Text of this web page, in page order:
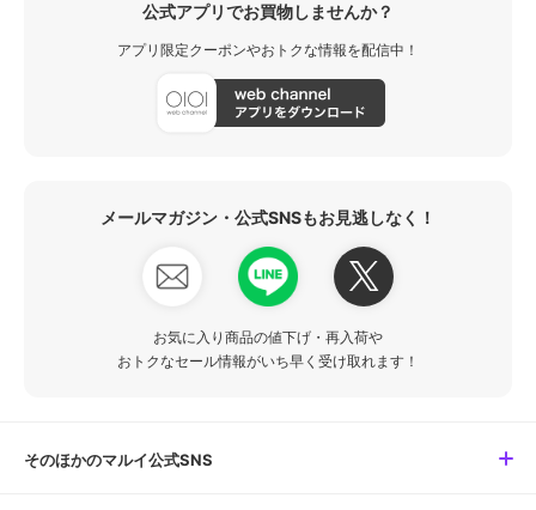
公式アプリでお買物しませんか？
アプリ限定クーポンやおトクな情報を配信中！
メールマガジン・公式SNSもお見逃しなく！
お気に入り商品の値下げ・再入荷や
おトクなセール情報がいち早く受け取れます！
そのほかのマルイ公式SNS